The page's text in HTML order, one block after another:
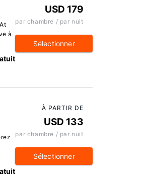
à
USD 179
par chambre / par nuit
Sélectionner
À PARTIR DE
USD 133
par chambre / par nuit
Sélectionner